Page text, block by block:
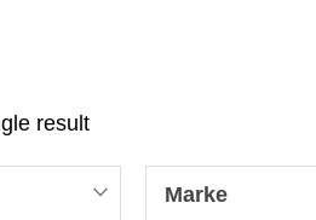
result
Marke